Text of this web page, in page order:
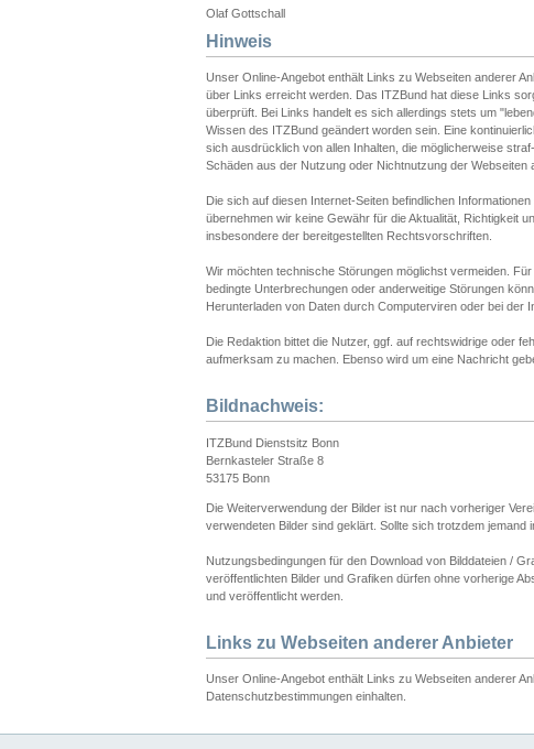
Olaf Gottschall
Hinweis
Unser Online-Angebot enthält Links zu Webseiten anderer
über Links erreicht werden. Das ITZBund hat diese Links
überprüft. Bei Links handelt es sich allerdings stets um
Wissen des ITZBund geändert worden sein. Eine
sich ausdrücklich von allen Inhalten, die möglicherweise
Schäden aus der Nutzung oder Nichtnutzung der
Die sich auf diesen Internet-Seiten befindlichen
übernehmen wir keine Gewähr für die Aktualität, Richtigkeit
insbesondere der bereitgestellten Rechtsvorschriften.
Wir möchten technische Störungen möglichst vermeiden.
bedingte Unterbrechungen oder anderweitige Störungen
Herunterladen von Daten durch Computerviren oder bei
Die Redaktion bittet die Nutzer, ggf. auf rechtswidrige oder
aufmerksam zu machen. Ebenso wird um eine Nachricht
Bildnachweis:
ITZBund Dienstsitz Bonn
Bernkasteler Straße 8
53175 Bonn
Die Weiterverwendung der Bilder ist nur nach vorheriger
verwendeten Bilder sind geklärt. Sollte sich trotzdem
Nutzungsbedingungen für den Download von Bilddateien /
veröffentlichten Bilder und Grafiken dürfen ohne vorherige
und veröffentlicht werden.
Links zu Webseiten anderer Anbieter
Unser Online-Angebot enthält Links zu Webseiten anderer
Datenschutzbestimmungen einhalten.